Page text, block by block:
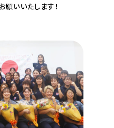
願いいたします！